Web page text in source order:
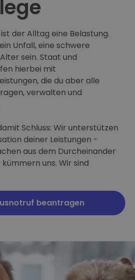
der Alltag eine Belastung.
Unfall, eine schwere
sein. Staat und
hierbei mit
die du aber alle
verwalten und
Schluss: Wir unterstützen
deiner Leistungen -
aus dem Durcheinander
uns. Wir sind
beantragen